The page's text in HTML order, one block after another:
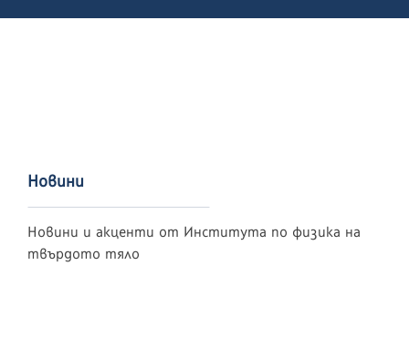
Новини
Новини и акценти от Института по физика на
твърдото тяло